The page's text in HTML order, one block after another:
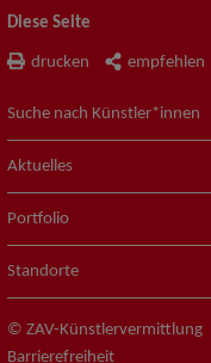
Diese Seite
drucken empfehlen
Suche nach Künstler*innen
Aktuelles
Portfolio
Standorte
© ZAV-Künstlervermittlung
Barrierefreiheit